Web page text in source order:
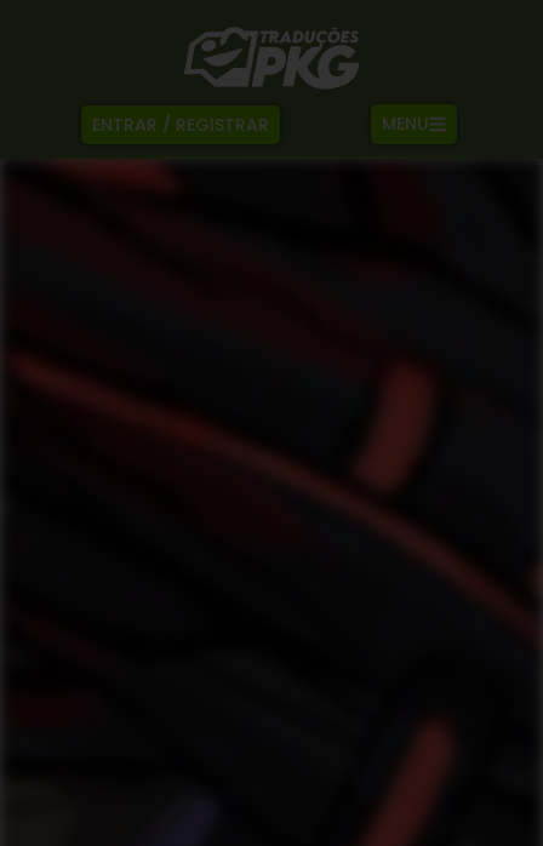
ENTRAR / REGISTRAR MENU